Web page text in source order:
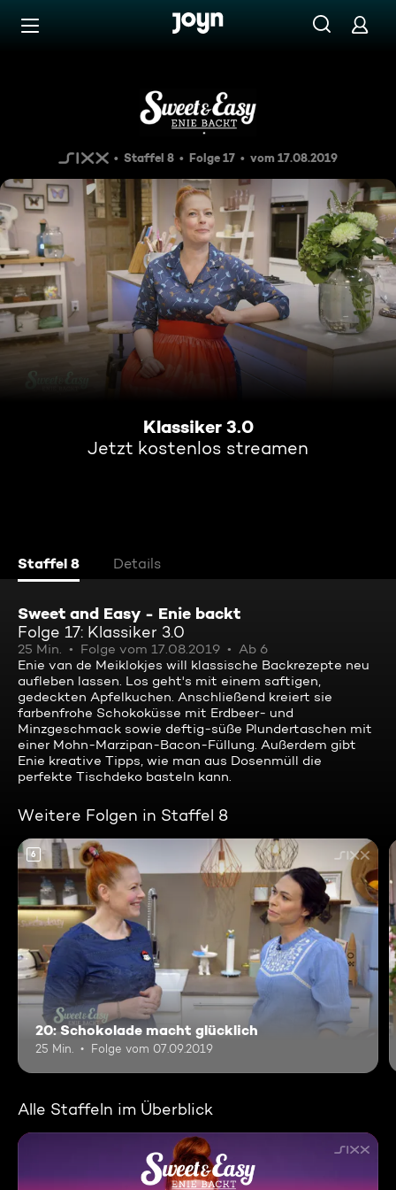
Zum Inhalt springen
Klassiker 3.0
Staffel 8 Folge 17 vom 17.08.2019
Klassiker 3.0
Jetzt kostenlos streamen
Staffel 8 Details
Sweet and Easy - Enie backt
Folge 17: Klassiker 3.0
25 Min. Folge vom 17.08.2019
Ab 6
Enie van de Meiklokjes will klassische Backrezepte neu
aufleben lassen. Los geht's mit einem saftigen,
gedeckten Apfelkuchen. Anschließend kreiert sie
farbenfrohe Schokoküsse mit Erdbeer- und
Minzgeschmack sowie deftig-süße Plundertaschen mit
einer Mohn-Marzipan-Bacon-Füllung. Außerdem gibt
Enie kreative Tipps, wie man aus Dosenmüll die
perfekte Tischdeko basteln kann.
Weitere Folgen in Staffel 8
6
20: Schokolade macht glücklich
25 Min. Folge vom 07.09.2019
Alle Staffeln im Überblick